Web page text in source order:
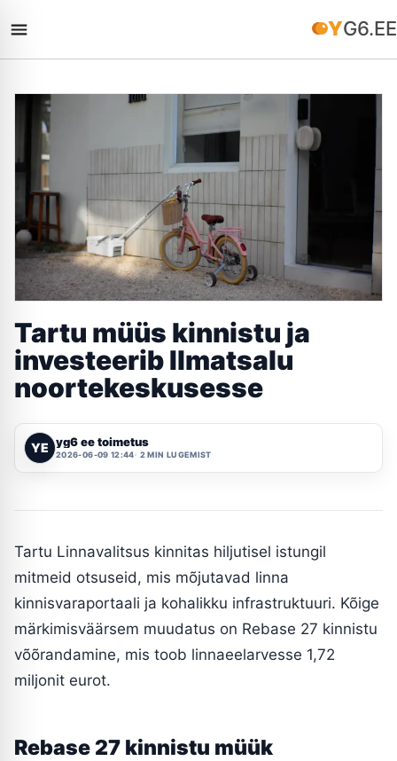
YG6.EE
Tartu müüs kinnistu ja
investeerib Ilmatsalu
noortekeskusesse
YE yg6 ee toimetus
2026-06-09 12:44 2 MIN LUGEMIST
Tartu Linnavalitsus kinnitas hiljutisel istungil
mitmeid otsuseid, mis mõjutavad linna
kinnisvaraportaali ja kohalikku infrastruktuuri. Kõige
märkimisväärsem muudatus on Rebase 27 kinnistu
võõrandamine, mis toob linnaeelarvesse 1,72
miljonit eurot.
Rebase 27 kinnistu müük